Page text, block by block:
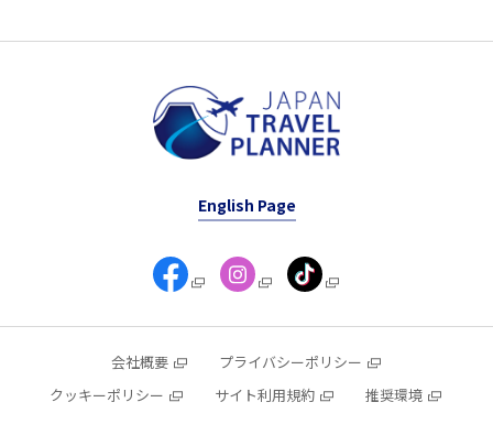
English Page
会社概要
プライバシーポリシー
クッキーポリシー
サイト利用規約
推奨環境